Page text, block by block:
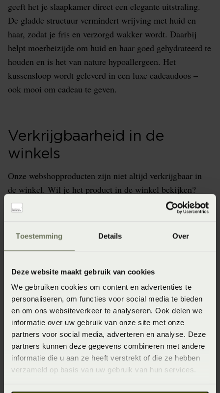
Toestemming Details Over
Deze website maakt gebruik van cookies
We gebruiken cookies om content en advertenties te
personaliseren, om functies voor social media te bieden
en om ons websiteverkeer te analyseren. Ook delen we
informatie over uw gebruik van onze site met onze
partners voor social media, adverteren en analyse. Deze
partners kunnen deze gegevens combineren met andere
informatie die u aan ze heeft verstrekt of die ze hebben
verzameld op basis van uw gebruik van hun services.
geeft het je slaapkamer direct een elegante uitstraling.
De gladde structuur vermindert wrijving met huid en
haar, zodat je fris en verzorgd wakker wordt. Daarbij
helpt moerbeizijde om huid en haar goed gehydrateerd te
houden en is het van nature hypoallergeen. Het
kussensloop wordt geleverd in een luxe cadeaudoos –
ook mooi om cadeau te geven.
Verkrijgbaarheid in de
winkels
Onze webshopproducten zijn niet altijd verkrijgbaar in
de winkel. Wil je het product in de winkel bekijken?
Informeer dan eerst naar de beschikbaarheid.
Artikelnummer
8715944848510
Wasinstructie
Maximaal 30 graden voorzichtig (Voorzichtig en maximaal
30 graden wassen)
Afmeting